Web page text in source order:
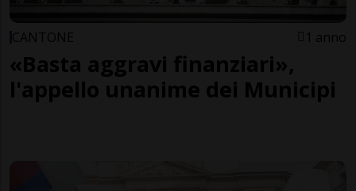
CANTONE 1 anno
«Basta aggravi finanziari»,
l'appello unanime dei Municipi